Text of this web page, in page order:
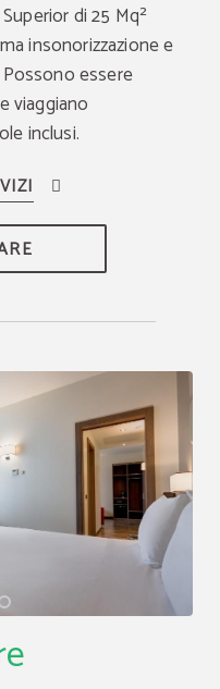
di 25 Mq²
insonorizzazione e
essere
viaggiano
inclusi.